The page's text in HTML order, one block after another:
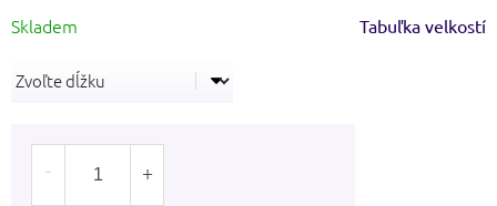
cena:
Tabuľka velkostí